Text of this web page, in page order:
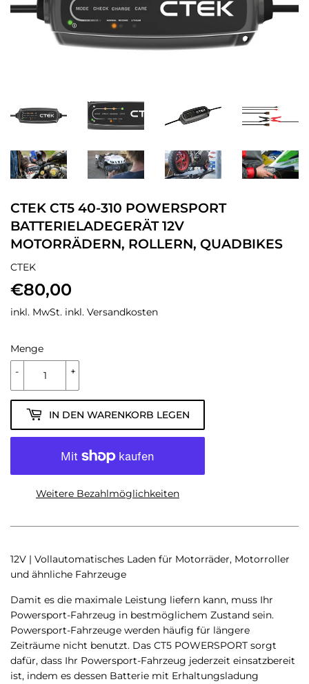
CTEK CT5 40-310 POWERSPORT
BATTERIELADEGERÄT 12V
MOTORRÄDERN, ROLLERN, QUADBIKES
CTEK
€80,00
inkl. MwSt. inkl. Versandkosten
Menge
+
-
IN DEN WARENKORB LEGEN
Weitere Bezahlmöglichkeiten
12V | Vollautomatisches Laden für Motorräder, Motorroller
und ähnliche Fahrzeuge
Damit es die maximale Leistung liefern kann, muss Ihr
Powersport-Fahrzeug in bestmöglichem Zustand sein.
Powersport-Fahrzeuge werden häufig für längere
Zeiträume nicht benutzt. Das CT5 POWERSPORT sorgt
dafür, dass Ihr Powersport-Fahrzeug jederzeit einsatzbereit
ist, indem es dessen Batterie mit Erhaltungsladung